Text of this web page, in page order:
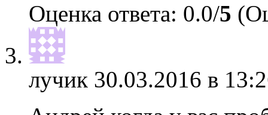
Оценка ответа: 0.0/5
лучик 30.03.2016 в